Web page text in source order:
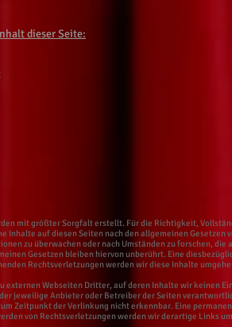
dieser Seite:
mit größter Sorgfalt erstellt. Für die Richtigkeit,
Inhalte auf diesen Seiten nach den allgemeinen
zu überwachen oder nach Umständen zu forschen,
Gesetzen bleiben hiervon unberührt. Eine
Rechtsverletzungen werden wir diese Inhalte
externen Webseiten Dritter, auf deren Inhalte wir keinen
jeweilige Anbieter oder Betreiber der Seiten
Zeitpunkt der Verlinkung nicht erkennbar. Eine
von Rechtsverletzungen werden wir derartige Links